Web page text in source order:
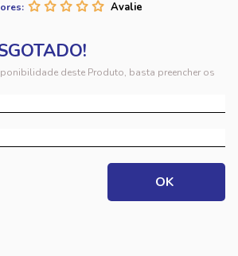
deste Produto, basta preencher os